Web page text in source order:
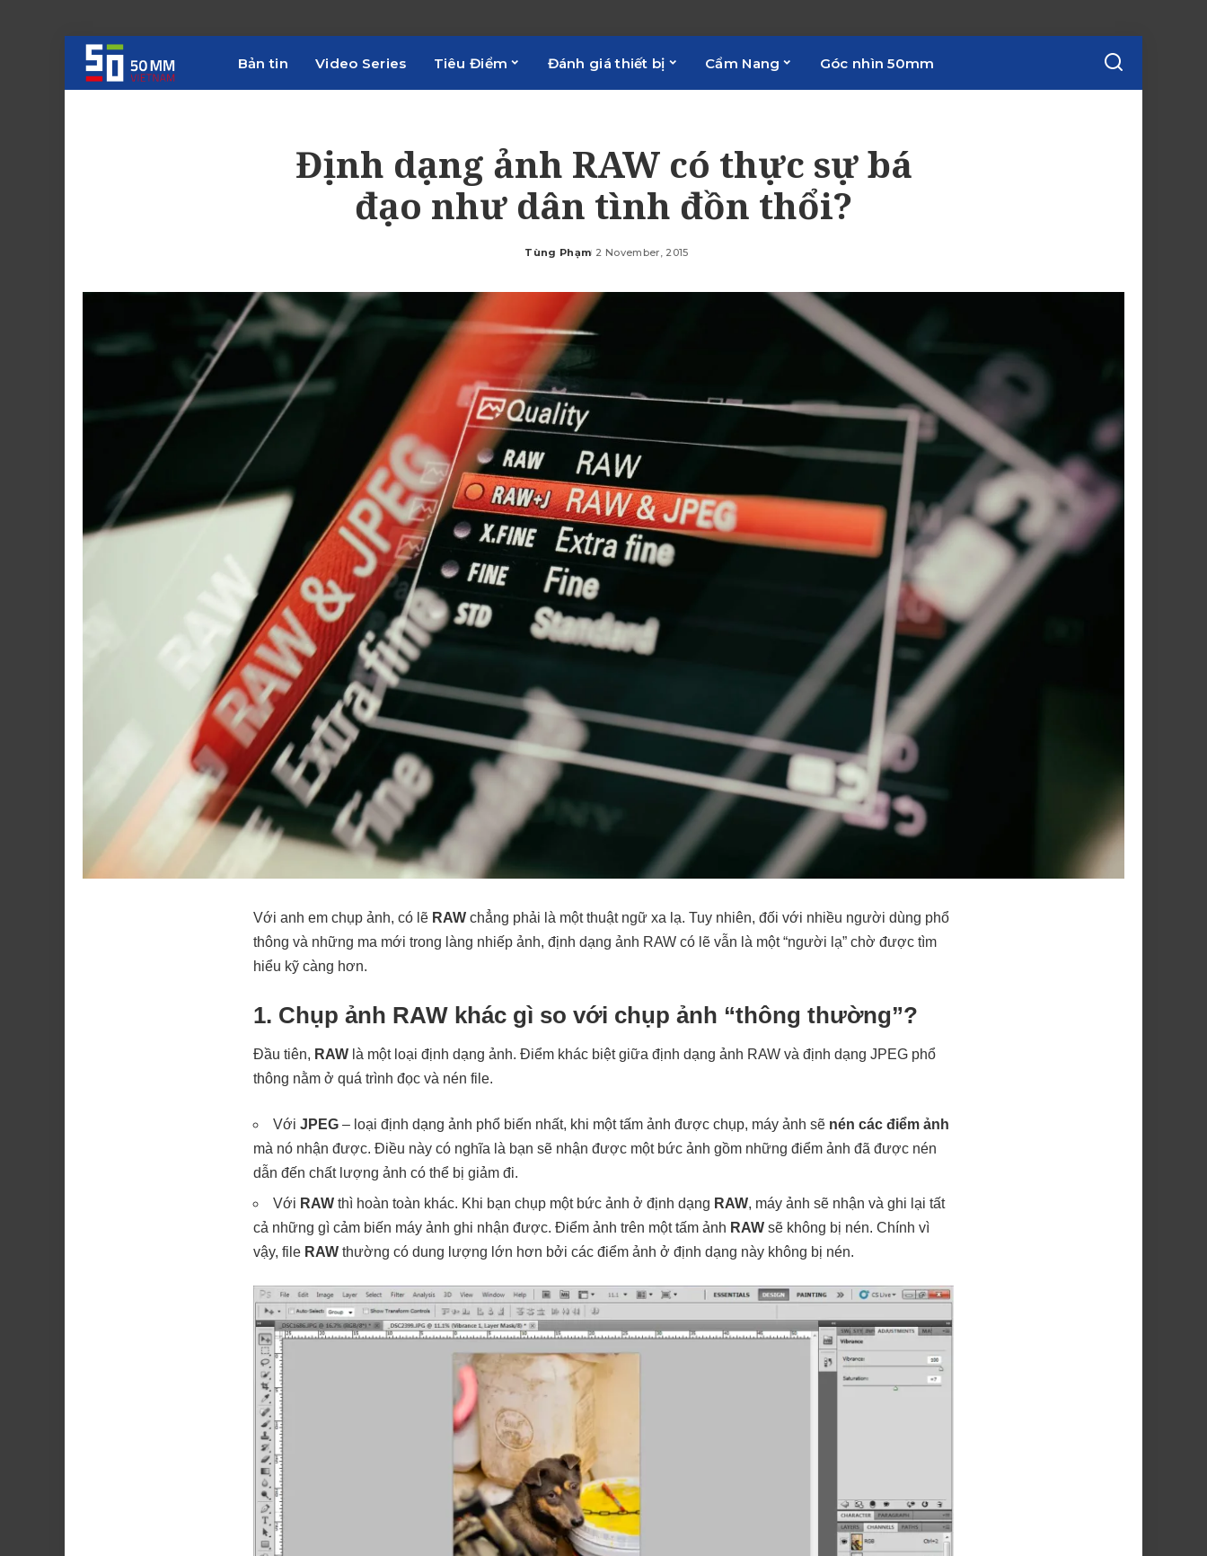
Bản tin Video Series Tiêu Điểm Đánh giá thiết bị Cẩm Nang Góc nhìn 50mm
Định dạng ảnh RAW có thực sự bá
đạo như dân tình đồn thổi?
Posted
Tùng Phạm 2 November, 2015
Với anh em chụp ảnh, có lẽ RAW chẳng phải là một thuật ngữ xa lạ. Tuy nhiên, đối với nhiều người dùng phổ
thông và những ma mới trong làng nhiếp ảnh, định dạng ảnh RAW có lẽ vẫn là một “người lạ” chờ được tìm
hiểu kỹ càng hơn.
1. Chụp ảnh RAW khác gì so với chụp ảnh “thông thường”?
Đầu tiên, RAW là một loại định dạng ảnh. Điểm khác biệt giữa định dạng ảnh RAW và định dạng JPEG phổ
thông nằm ở quá trình đọc và nén file.
Với JPEG – loại định dạng ảnh phổ biến nhất, khi một tấm ảnh được chụp, máy ảnh sẽ nén các điểm ảnh
mà nó nhận được. Điều này có nghĩa là bạn sẽ nhận được một bức ảnh gồm những điểm ảnh đã được nén
dẫn đến chất lượng ảnh có thể bị giảm đi.
Với RAW thì hoàn toàn khác. Khi bạn chụp một bức ảnh ở định dạng RAW, máy ảnh sẽ nhận và ghi lại tất
cả những gì cảm biến máy ảnh ghi nhận được. Điểm ảnh trên một tấm ảnh RAW sẽ không bị nén. Chính vì
vậy, file RAW thường có dung lượng lớn hơn bởi các điểm ảnh ở định dạng này không bị nén.